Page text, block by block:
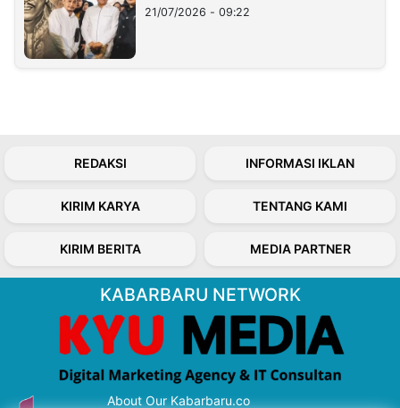
21/07/2026 - 09:22
REDAKSI INFORMASI IKLAN
KIRIM KARYA TENTANG KAMI
KIRIM BERITA MEDIA PARTNER
KABARBARU NETWORK
About Our Kabarbaru.co